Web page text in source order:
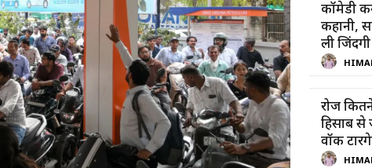
कॉमेडी
कहानी,
ली जिंदगी
रोज
हिसाब से
वॉक